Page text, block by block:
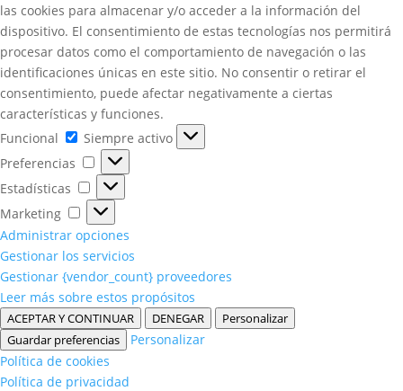
las cookies para almacenar y/o acceder a la información del
dispositivo. El consentimiento de estas tecnologías nos permitirá
procesar datos como el comportamiento de navegación o las
identificaciones únicas en este sitio. No consentir o retirar el
consentimiento, puede afectar negativamente a ciertas
características y funciones.
Funcional
Funcional
Siempre activo
Preferencias
Preferencias
Estadísticas
Estadísticas
Marketing
Marketing
Administrar opciones
Gestionar los servicios
Gestionar {vendor_count} proveedores
Leer más sobre estos propósitos
ACEPTAR Y CONTINUAR DENEGAR
Personalizar
Guardar preferencias
Personalizar
Política de cookies
Política de privacidad